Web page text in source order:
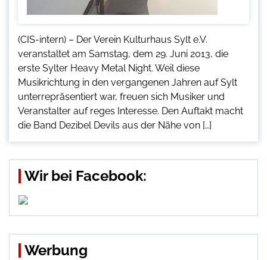
(CIS-intern) – Der Verein Kulturhaus Sylt e.V.
veranstaltet am Samstag, dem 29. Juni 2013, die
erste Sylter Heavy Metal Night. Weil diese
Musikrichtung in den vergangenen Jahren auf Sylt
unterrepräsentiert war, freuen sich Musiker und
Veranstalter auf reges Interesse. Den Auftakt macht
die Band Dezibel Devils aus der Nähe von […]
Wir bei Facebook:
Werbung